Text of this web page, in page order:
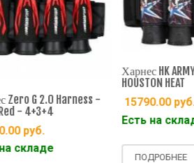
Zero G 2.0 Harness -
- 4+3+4
руб.
складе
Харнес HK ARMY
HOUSTON HEAT
15790.00руб.
Есть на
ПОДРОБНЕЕ